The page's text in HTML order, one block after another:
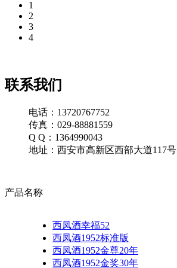
1
2
3
4
联系我们
电话：13720767752
传真：029-88881559
Q Q：1364990043
地址：西安市高新区西部大道117号
产品名称
西凤酒幸福52
西凤酒1952标准版
西凤酒1952金尊20年
西凤酒1952金奖30年